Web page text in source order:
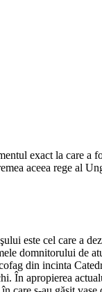
exact la care a
aceea rege al
este cel care a
domnitorului de
din incinta
În apropierea